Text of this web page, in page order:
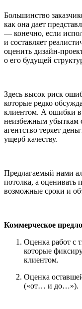
Большинство
как она дает
— конечно, если
и составляет
оценить дизайн-
о его будущей
Здесь высок риск
которые редко
клиентом. А ошибки в
неизбежным убыткам
агентство теряет
ущерб качеству.
Предлагаемый нами
потолка, а оценивать
возможные сроки и
Коммерческое
Оценка работ с
которые
клиентом.
Оценка
(«от… и до…»).